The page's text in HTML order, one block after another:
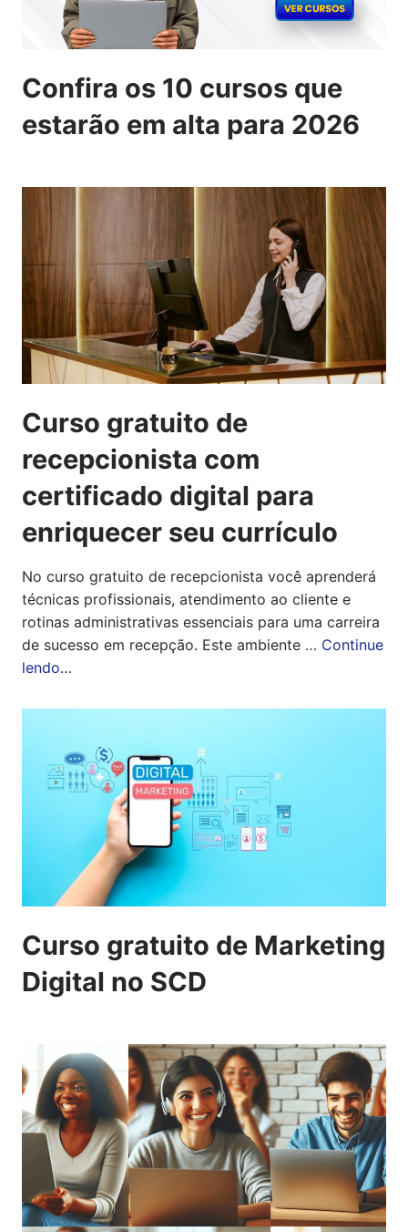
Confira os 10 cursos que
estarão em alta para 2026
Curso gratuito de
recepcionista com
certificado digital para
enriquecer seu currículo
No curso gratuito de recepcionista você aprenderá
técnicas profissionais, atendimento ao cliente e
rotinas administrativas essenciais para uma carreira
de sucesso em recepção. Este ambiente … Continue
lendo…
Curso gratuito de Marketing
Digital no SCD